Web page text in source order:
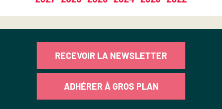
RECEVOIR LA NEWSLETTER
ADHÉRER À GROS PLAN